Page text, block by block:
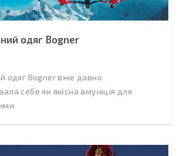
одяг Bogner
одяг Bogner вже давно
себе як якісна амуніція для